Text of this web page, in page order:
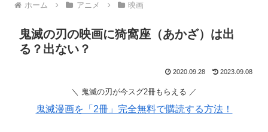
ホーム アニメ 映画
鬼滅の刃の映画に猗窩座（あかざ）は出
る？出ない？
2020.09.28 2023.09.08
＼ 鬼滅の刃が今スグ2冊もらえる ／
鬼滅漫画を「2冊」完全無料で購読する方法！